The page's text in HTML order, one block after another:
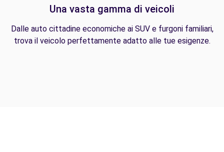
Una vasta gamma di veicoli
Dalle auto cittadine economiche ai SUV e furgoni familiari,
trova il veicolo perfettamente adatto alle tue esigenze.